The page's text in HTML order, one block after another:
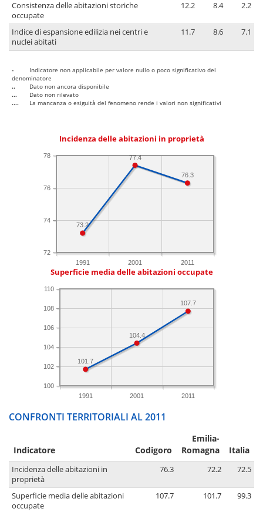
Consistenza delle abitazioni storiche
occupate
12.2 8.4 2.2
Indice di espansione edilizia nei centri e
nuclei abitati
11.7 8.6 7.1
-
Indicatore non applicabile per valore nullo o poco significativo del
denominatore
..
Dato non ancora disponibile
...
Dato non rilevato
....
La mancanza o esiguità del fenomeno rende i valori non significativi
Incidenza delle abitazioni in proprietà
1991 2001 2011
72
74
76
78
76.3
77.4
73.2
Superficie media delle abitazioni occupate
1991 2001 2011
100
102
104
106
108
110
107.7
104.4
101.7
CONFRONTI TERRITORIALI AL 2011
Indicatore Codigoro
Emilia-
Romagna
Italia
Incidenza delle abitazioni in
proprietà
76.3 72.2 72.5
Superficie media delle abitazioni
occupate
107.7 101.7 99.3